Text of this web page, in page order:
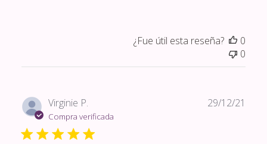
¿Fue útil esta reseña?
0
0
Virginie P.
Compra verificada
29/12/21